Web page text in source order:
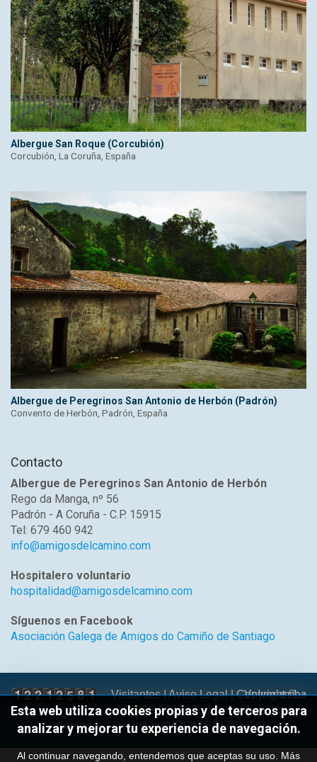
Albergue San Roque (Corcubión)
Corcubión, La Coruña, España
Albergue de Peregrinos San Antonio de Herbón (Padrón)
Convento de Herbón, Padrón, España
Contacto
Albergue de Peregrinos San Antonio de Herbón
Rego da Manga, nº 56
Padrón - A Coruña - C.P. 15915
Tel: 679 460 942
info@amigosdelcamino.com
Hospitalero voluntario
hospitalidad@amigosdelcamino.com
Síguenos en Facebook
Asociación Galega de Amigos do Camiño de Santiago
Volver arriba
Visitantes |Aviso Legal| Copyright ©
AGACS 2017 | Todos los derechos
reservados | Design byNOVATEDI DIXITAL
Esta web utiliza cookies propias y de terceros para
analizar y mejorar tu experiencia de navegación.
Al continuar navegando, entendemos que aceptas su uso. Más